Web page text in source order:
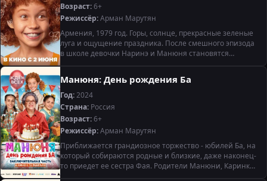
Возраст:6+
Режиссёр:Арман Марутян
Армения, 1979 год. Горы, солнце, прекрасные зеленые
луга и ощущение праздника. После смешного эпизода
в школе девочки Наринэ и Манюня становятся
Манюня: День рождения Ба
Год:2024
Страна: Россия
Возраст:6+
Режиссёр:Арман Марутян
Приближается грандиозное торжество - юбилей Ба, на
который собираются родные и близкие, даже наконец-
то приедет ее сестра Фая. Родители Манюни, Каринки